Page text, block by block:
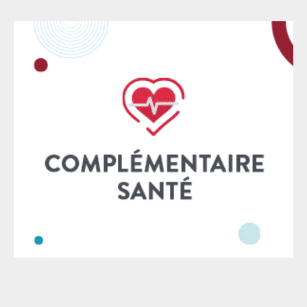
aux libertés d’association, d’expression et de repose
sur une interprétation erronée des obligations
imposées par le contrat d’engagement républicain
aux associations et de la loi confortant les principes
de la République. Cette interprétation est
extrêmement dangereuse en ce qu’elle permettrait
aux collectivités publiques de cesser de financer des
associations au motif qu’elles tiendraient des discours
ou mèneraient des actions militantes, contestataires
ou simplement critiques. En conséquence, face à cette
nouvelle instrumentalisation politique de la loi
face à la contestation politique, la LDH (Ligue des
droits de l’Homme), le Groupe d’information et de